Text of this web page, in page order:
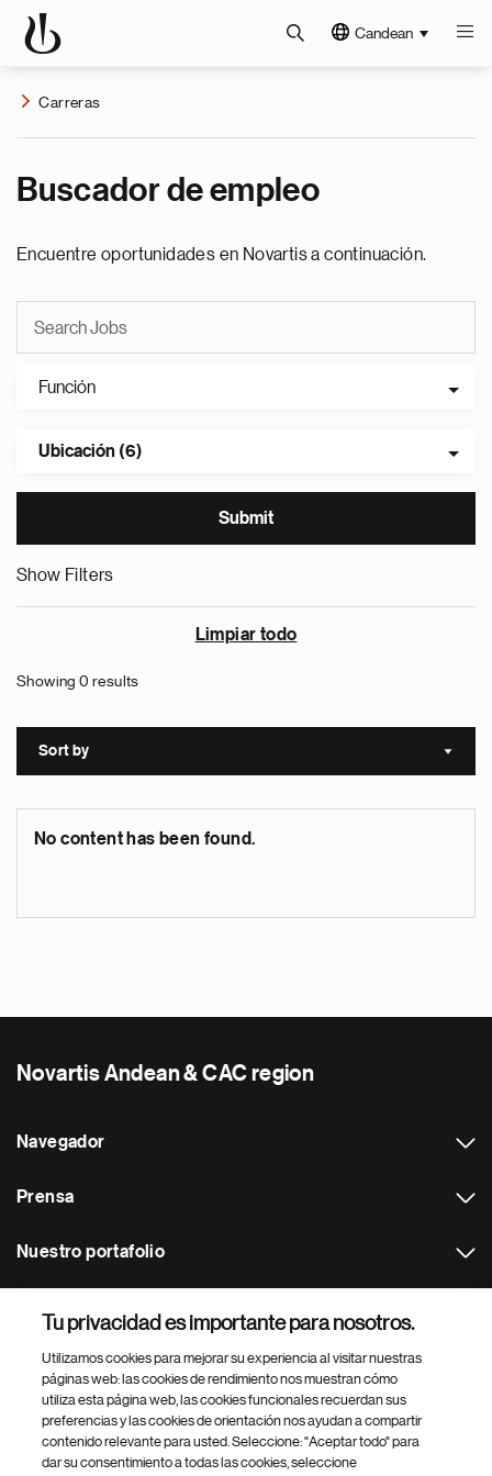
Candean
Carreras
Buscador de empleo
Encuentre oportunidades en Novartis a continuación.
Función
Ubicación (6)
Show Filters
Limpiar todo
Showing 0 results
Sort by Sort
No content has been found.
Novartis Andean & CAC region
Navegador
Prensa
Nuestro portafolio
Footer Site Search
Tu privacidad es importante para nosotros.
Utilizamos cookies para mejorar su experiencia al visitar nuestras
páginas web: las cookies de rendimiento nos muestran cómo
utiliza esta página web, las cookies funcionales recuerdan sus
preferencias y las cookies de orientación nos ayudan a compartir
contenido relevante para usted. Seleccione: "Aceptar todo" para
dar su consentimiento a todas las cookies, seleccione